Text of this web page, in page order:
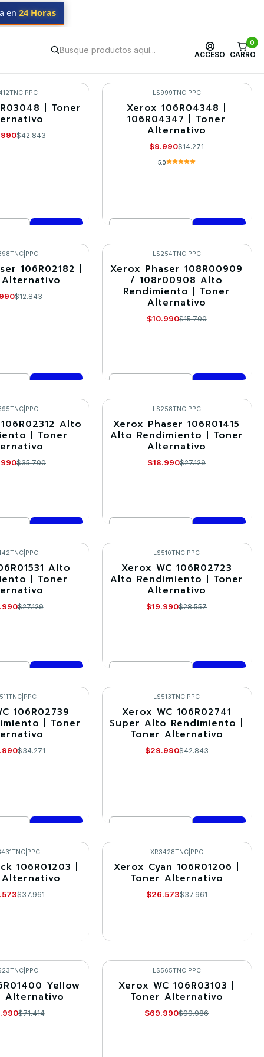
ACCESO
0
CARRO
en 24 Horas
| PPC
| Toner
$42.843
ahora
-30%
LS999TNC| PPC
Xerox 106R04348 |
106R04347 | Toner
Alternativo
$9.990$14.271
5.0
Comprar ahora
PPC
106R02182 |
$12.843
ahora
-30%
LS254TNC| PPC
Xerox Phaser 108R00909
/ 108r00908 Alto
Rendimiento | Toner
Alternativo
$10.990$15.700
Comprar ahora
PPC
Alto
| Toner
$35.700
ahora
-30%
LS258TNC| PPC
Xerox Phaser 106R01415
Alto Rendimiento | Toner
Alternativo
$18.990$27.129
Comprar ahora
PPC
Alto
| Toner
$27.129
ahora
-30%
LS510TNC PPC
Xerox WC 106R02723
Alto Rendimiento | Toner
Alternativo
$19.990$28.557
Comprar ahora
PPC
106R02739
| Toner
$34.271
ahora
-30%
LS513TNC PPC
Xerox WC 106R02741
Super Alto Rendimiento |
Toner Alternativo
$29.990$42.843
Comprar ahora
| PPC
106R01203 |
$37.961
DETALLES
-30%
XR3428TNC| PPC
Xerox Cyan 106R01206 |
Toner Alternativo
$26.573$37.961
VER DETALLES
PPC
Yellow
Alternativo
$71.414
-30%
LS565TNC| PPC
Xerox WC 106R03103 |
Toner Alternativo
$69.990$99.986